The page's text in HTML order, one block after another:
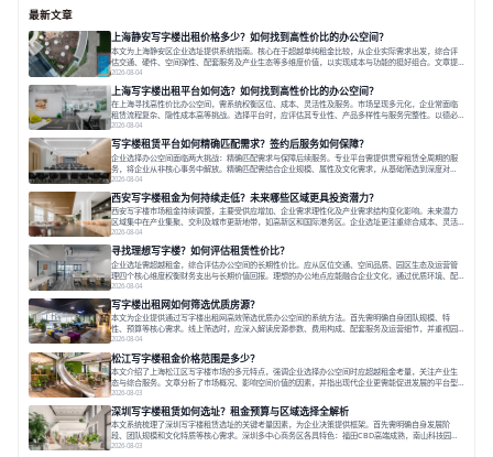
最新文章
上海静安写字楼出租价格多少？如何找到高性价比的办公空间？
本文为上海静安区企业选址提供系统指南。核心在于超越单纯租金比较，从企业实际需求出发，综合评
估交通、硬件、空间弹性、配套服务及产业生态等多维度价值，以实现成本与功能的挺好组合。文章提
出打破固定工位思维，采用精装灵活空间与共享配套以提升性价比，并通过不同规模企业的实际案例加
以说明。之后指出，专业运营服务商提供的稳定环境、社群活动与产业集聚等增值服务，是很大化空间
价值、助力企业成长的关键。对于许多在
2026-08-04
上海写字楼出租平台如何选？如何找到高性价比的办公空间？
在上海寻找高性价比办公空间，需系统权衡区位、成本、灵活性及服务。市场呈现多元化，企业常面临
租赁流程复杂、隐性成本高等挑战。选择平台时，应评估其专业性、产品多样性与服务完整性。以德必
为例，其提供从空间到生态的解决方案，通过特色园区、灵活产品和丰富配套，满足不同企业需求。企
业应明确自身需求，实地考察，选择能支持长期发展、提升竞争力的办公空间。在上海寻找合适的办公
空间，对于企业行政负责人、中小企业主
2026-08-04
写字楼租赁平台如何精确匹配需求？签约后服务如何保障？
企业选择办公空间面临两大挑战：精确匹配需求与保障后续服务。专业平台需提供贯穿租赁全周期的服
务，将企业从非核心事务中解放。精确匹配需结合企业规模、属性及文化需求，从基础筛选到深度对
接；签约后则需构建覆盖硬件运维、共享配套及专业物业的全周期保障体系。德必集团通过标准化服务
与个性化运营结合，以全国布局和产业生态圈为企业提供稳定支持，体现了从信息撮合到深度服务的能
力转变。在为企业寻找办公空间的过程中，
2026-08-04
西安写字楼租金为何持续走低？未来哪些区域更具投资潜力？
西安写字楼市场租金持续调整，主要受供应增加、企业需求理性化及产业需求结构变化影响。未来潜力
区域集中在产业集聚、交利及城市更新地带，如高新区和国际港务区。企业选址更注重综合成本、灵活
性与员工体验，倾向于提供全包式服务的办公空间。专业运营方通过空间优化与社群服务，助力企业成
长，推动市场向多元化、高性价比方向发展。近年来，西安写字楼市场呈现出租金持续调整的态势，这
一现象引发了的广泛关注。作为西部重要
2026-08-04
寻找理想写字楼？如何评估租赁性价比？
企业选址需超越租金，综合评估办公空间的长期性价比。应从区位交通、空间品质、园区生态及运营管
理四个核心维度权衡财务支出与长期价值回报。理想的办公地点应能融合企业文化，通过优质环境、配
套服务及社群资源赋能业务增长，实现成本与价值的平衡。对于许多正在成长或寻求稳定发展的企业而
言，寻找一处合适的办公空间是一项至关重要的决策。这不仅关系到团队的日常工作效率与协作氛围，
更直接影响着企业的品牌形象、运营成本
2026-08-04
写字楼出租网如何筛选优质房源？
本文为企业提供通过写字楼出租网高效筛选优质办公空间的系统方法。首先需明确自身团队规模、特
性、预算等核心需求。线上筛选时，应深入解读房源参数、费用构成、配套服务及运营细节，并重视园
区产业生态与交通区位价值。同时，需考察运营方的品牌背景与持续服务能力。完成线上初选后，必须
进行线下实地验证，核对空间实景、测试设施、感受园区氛围并确认合同条款，从而做出精确决策。在
数字化时代，写字楼出租网已成为企业寻找
2026-08-04
松江写字楼租金价格范围是多少？
本文介绍了上海松江区写字楼市场的多元特点，强调企业选择办公空间时应超越租金考量，关注产业生
态与综合服务。文章分析了市场概况、影响空间价值的因素，并指出现代企业更需能促进发展的平台型
空间。之后，以德必集团为例，说明运营方如何通过构建服务生态助力企业成长，建议企业系统评估需
求与长期价值，选择匹配的发展载体。对于许多寻求在上海松江区设立或扩展办公空间的企业而言，了
解该区域的写字楼市场概况是决策的首先
2026-08-03
深圳写字楼租赁如何选址？租金预算与区域选择全解析
本文系统梳理了深圳写字楼租赁选址的关键考量因素，为企业决策提供框架。首先需明确自身发展阶
段、团队规模和文化特质等核心需求。深圳多中心商务区各具特色：福田CBD高端成熟，南山科技园创
新活力强，前海具政策优势。除传统写字楼外，创意产业园注重生态与社群，适合文创、科技类企业。
2026-08-03